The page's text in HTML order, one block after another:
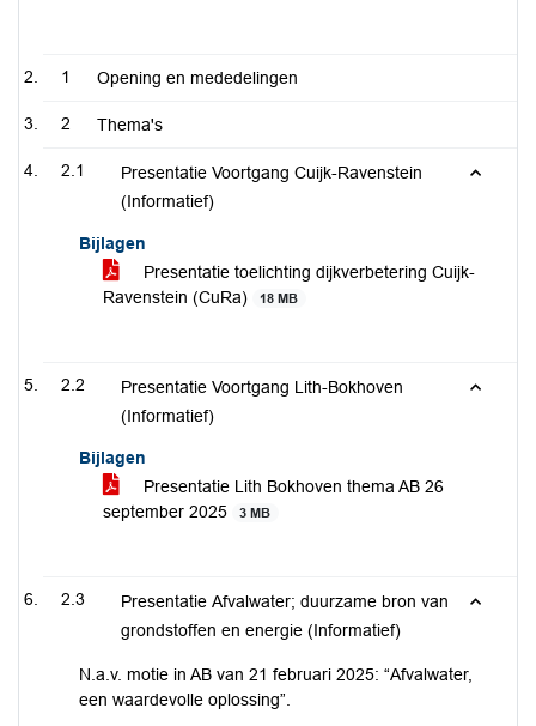
1 Opening en mededelingen
2 Thema's
2.1
Presentatie Voortgang Cuijk-Ravenstein
(Informatief)
Bijlagen
Presentatie toelichting dijkverbetering Cuijk-
Ravenstein (CuRa)
18 MB
2.2
Presentatie Voortgang Lith-Bokhoven
(Informatief)
Bijlagen
Presentatie Lith Bokhoven thema AB 26
september 2025
3 MB
2.3
Presentatie Afvalwater; duurzame bron van
grondstoffen en energie (Informatief)
N.a.v. motie in AB van 21 februari 2025: “Afvalwater,
een waardevolle oplossing”.